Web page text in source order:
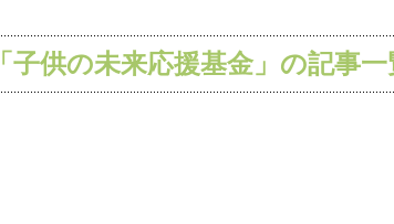
「子供の未来応援基金」の記事一